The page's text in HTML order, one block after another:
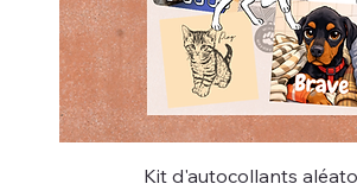
Kit d'autocollants